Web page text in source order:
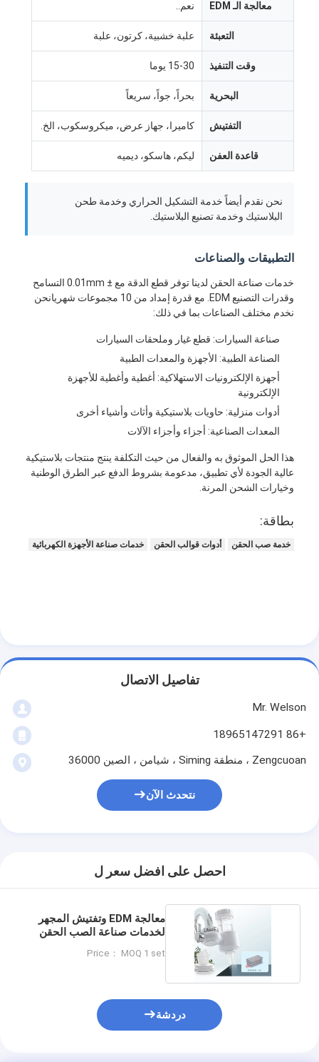
بيت
منتجات
أشرطة فيديو
معلومات عنا
جولة في المعمل
خدمة صب حقن البلاستيك
صب حقن صب
حقن صب الإلكترونيات
صب حقن السيليكون
خدمة الصب يموت
معالجة الـ EDM نعم..
التعبئة علبة خشبية، كرتون، علبة
وقت التنفيذ 15-30 يوما
البحرية بحراً، جواً، سريعاً
التفتيش كاميرا، جهاز عرض، ميكروسكوب، الخ.
قاعدة العفن ليكم، هاسكو، ديميه
نحن نقدم أيضاً خدمة التشكيل الحراري وخدمة طحن
البلاستيك وخدمة تصنيع البلاستيك.
التطبيقات والصناعات
خدمات صناعة الحقن لدينا توفر قطع الدقة مع ± 0.01mm التسامح
وقدرات التصنيع EDM. مع قدرة إمداد من 10 مجموعات شهريانحن
نخدم مختلف الصناعات بما في ذلك:
صناعة السيارات: قطع غيار وملحقات السيارات
الصناعة الطبية: الأجهزة والمعدات الطبية
أجهزة الإلكترونيات الاستهلاكية: أغطية وأغطية للأجهزة
الإلكترونية
أدوات منزلية: حاويات بلاستيكية وأثاث وأشياء أخرى
المعدات الصناعية: أجزاء وأجزاء الآلات
هذا الحل الموثوق به والفعال من حيث التكلفة ينتج منتجات بلاستيكية
عالية الجودة لأي تطبيق، مدعومة بشروط الدفع عبر الطرق الوطنية
وخيارات الشحن المرنة.
بطاقة:
خدمة صب الحقن أدوات قوالب الحقن خدمات صناعة الأجهزة الكهربائية
تفاصيل الاتصال
Mr. Welson
+86 18965147291
Zengcuoan ، منطقة Siming ، شيامن ، الصين 36000
نتحدث الآن
احصل على افضل سعر ل
معالجة EDM وتفتيش المجهر
لخدمات صناعة الصب الحقن
Price： MOQ 1 set
دردشة